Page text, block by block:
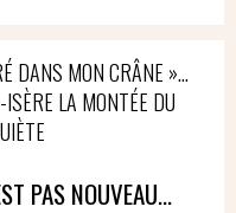
DANS MON CRÂNE »…
LA MONTÉE DU
PAS NOUVEAU...